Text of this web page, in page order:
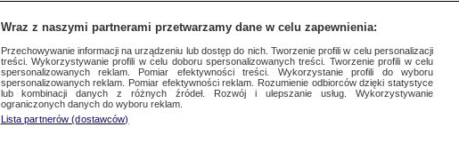
Wraz z naszymi partnerami przetwarzamy dane w celu zapewnienia:
Przechowywanie informacji na urządzeniu lub dostęp do nich. Tworzenie profili w celu personalizacji
treści. Wykorzystywanie profili w celu doboru spersonalizowanych treści. Tworzenie profili w celu
spersonalizowanych reklam. Pomiar efektywności treści. Wykorzystanie profili do wyboru
spersonalizowanych reklam. Pomiar efektywności reklam. Rozumienie odbiorców dzięki statystyce
lub kombinacji danych z różnych źródeł. Rozwój i ulepszanie usług. Wykorzystywanie
ograniczonych danych do wyboru reklam.
Lista partnerów (dostawców)